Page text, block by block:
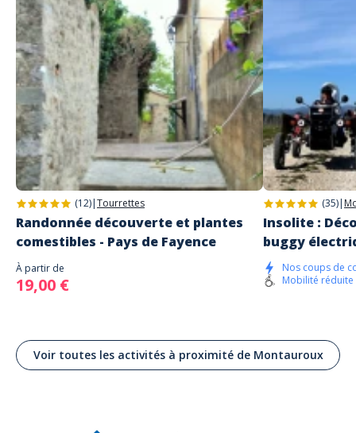
(12)|Tourrettes
Randonnée découverte et plantes
comestibles - Pays de Fayence
À partir de
19,00 €
(35)|
Insolite :
buggy
Nos coups de
Mobilité réduite
Voir toutes les activités à proximité de Montauroux